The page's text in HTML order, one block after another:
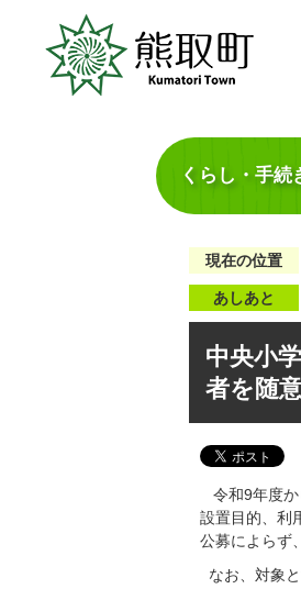
くらし・手続
現在の位置
あしあと
中央小
者を随
令和9年度か
設置目的、利
公募によらず
なお、対象